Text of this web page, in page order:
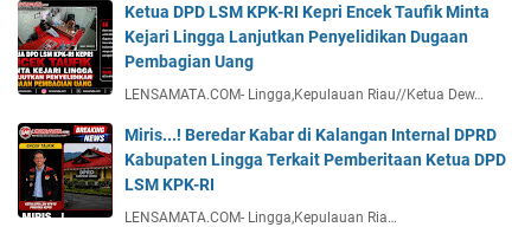
Ketua DPD LSM KPK-RI Kepri Encek Taufik Minta
Kejari Lingga Lanjutkan Penyelidikan Dugaan
Pembagian Uang
LENSAMATA.COM- Lingga,Kepulauan Riau//Ketua Dew…
Miris...! Beredar Kabar di Kalangan Internal DPRD
Kabupaten Lingga Terkait Pemberitaan Ketua DPD
LSM KPK-RI
LENSAMATA.COM- Lingga,Kepulauan Ria…